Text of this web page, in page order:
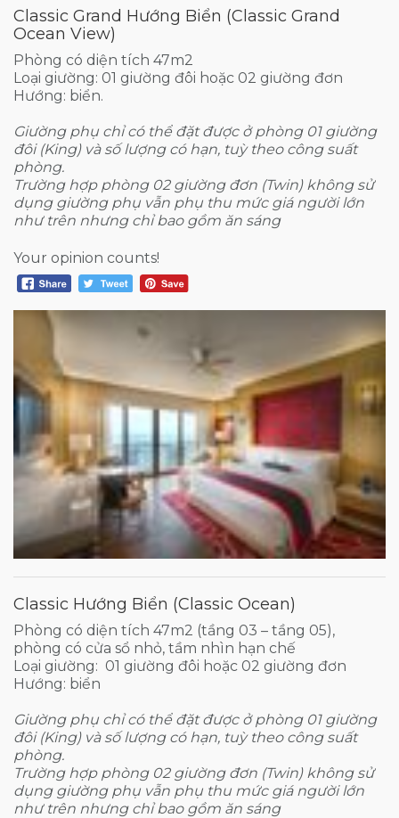
Classic Grand Hướng Biển (Classic Grand
Ocean View)
Phòng có diện tích 47m2
Loại giường: 01 giường đôi hoặc 02 giường đơn
Hướng: biển.
Giường phụ chỉ có thể đặt được ở phòng 01 giường
đôi (King) và số lượng có hạn, tuỳ theo công suất
phòng.
Trường hợp phòng 02 giường đơn (Twin) không sử
dụng giường phụ vẫn phụ thu mức giá người lớn
như trên nhưng chỉ bao gồm ăn sáng
Your opinion counts!
Classic Hướng Biển (Classic Ocean)
Phòng có diện tích 47m2 (tầng 03 – tầng 05),
phòng có cửa sổ nhỏ, tầm nhìn hạn chế
Loại giường: 01 giường đôi hoặc 02 giường đơn
Hướng: biển
Giường phụ chỉ có thể đặt được ở phòng 01 giường
đôi (King) và số lượng có hạn, tuỳ theo công suất
phòng.
Trường hợp phòng 02 giường đơn (Twin) không sử
dụng giường phụ vẫn phụ thu mức giá người lớn
như trên nhưng chỉ bao gồm ăn sáng